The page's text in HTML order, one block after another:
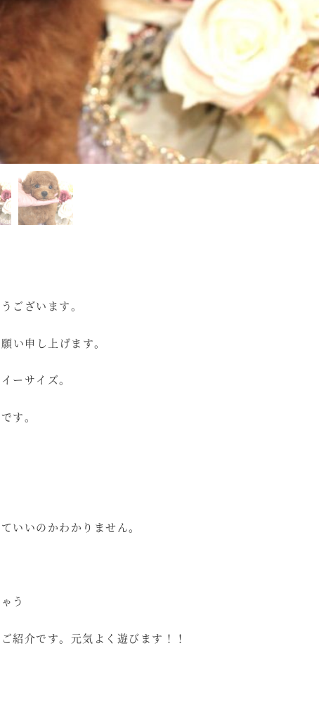
ございます。
い申し上げます。
ーサイズ。
す。
いいのかわかりません。
う
紹介です。元気よく遊びます！！